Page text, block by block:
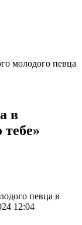
молодого певца
в
певца в
12:04